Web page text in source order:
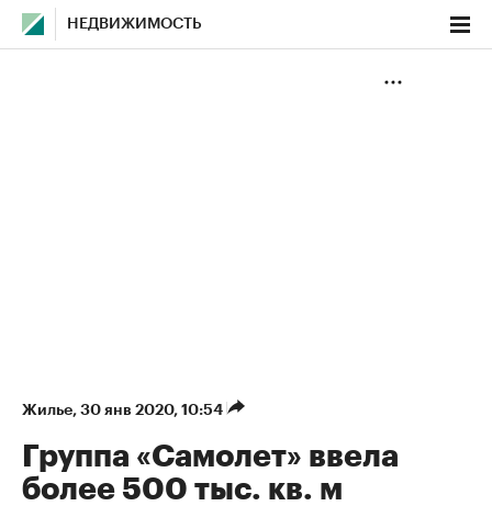
НЕДВИЖИМОСТЬ
Жилье⁠, 30 янв 2020, 10:54
Группа «Самолет» ввела
более 500 тыс. кв. м